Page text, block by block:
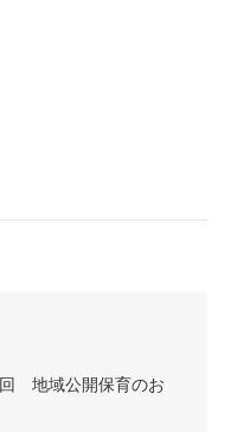
地域公開保育のお